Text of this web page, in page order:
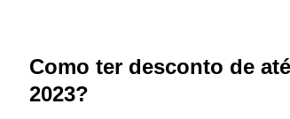
Como ter desconto de
2023?